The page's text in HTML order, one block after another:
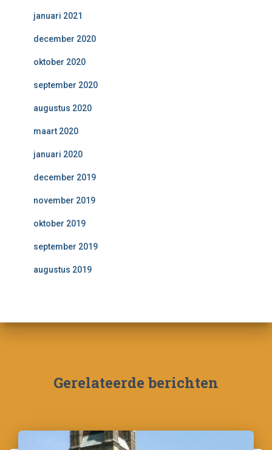
januari 2021
december 2020
oktober 2020
september 2020
augustus 2020
maart 2020
januari 2020
december 2019
november 2019
oktober 2019
september 2019
augustus 2019
Gerelateerde berichten